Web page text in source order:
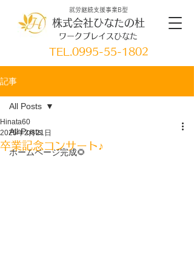
就労継続支援事業B型
株式会社ひなたの杜
ワークプレイスひなた
TEL. 0995-55-1802
記事
All Posts
ホームページ完成🌻
All Posts
卒業記念コンサート♪
Hinata60
2025年2月21日